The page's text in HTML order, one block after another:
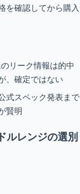
を確認してから購入
リーク情報は的中
、確定ではない
式スペック発表まで
賢明
ルレンジの選別